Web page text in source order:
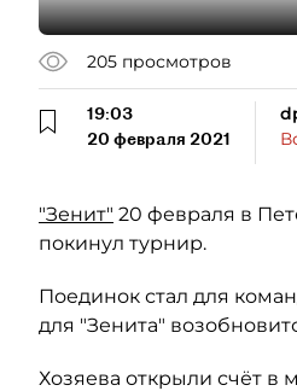
205 просмотров
19:03
20 февраля 2021
"Зенит" 20 февраля в
покинул турнир.
Поединок стал для
для "Зенита"
Хозяева открыли счёт в